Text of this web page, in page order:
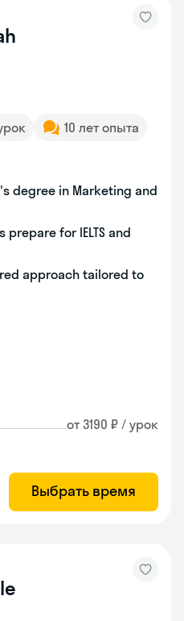
10 лет опыта
degree in Marketing and
for IELTS and
approach tailored to
от 3190 ₽ / урок
Выбрать время